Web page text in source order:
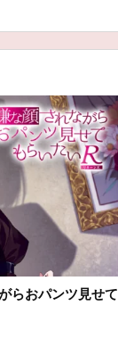
らおパンツ見せて